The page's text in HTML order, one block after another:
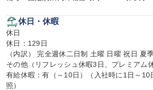
休日・休暇
休日
休日：129日
（内訳） 完全週休二日制 土曜 日曜 祝日 夏
その他（リフレッシュ休暇3日、プレミアム休
有給休暇：有（～10日）（入社時に1日～
照）